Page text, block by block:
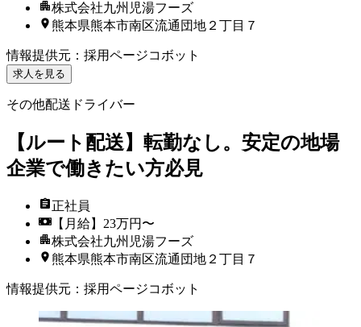
株式会社九州児湯フーズ
熊本県熊本市南区流通団地２丁目７
情報提供元 ： 採用ページコボット
求人を見る
その他配送ドライバー
【ルート配送】転勤なし。安定の地場
企業で働きたい方必見
正社員
【月給】23万円〜
株式会社九州児湯フーズ
熊本県熊本市南区流通団地２丁目７
情報提供元 ： 採用ページコボット